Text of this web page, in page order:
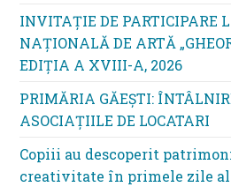
INVITAȚIE DE PARTICIPARE
NAȚIONALĂ DE ARTĂ
EDIŢIA A XVIII-A, 2026
PRIMĂRIA GĂEȘTI:
ASOCIAȚIILE DE LOCATARI
Copiii au descoperit
creativitate în primele zile